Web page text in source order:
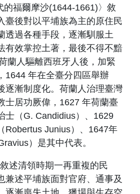
的福爾摩沙(1644-1661) 〉敘
臺後對以平埔族為主的原住民
透過各種手段，逐漸馴服土
有效掌控土著，最後不得不黯
蘭人驅離西班牙人後，加緊
1644 年在全臺分四區舉辦
逐漸制度化。荷蘭人治理臺灣
士居功厥偉， 1627 年荷蘭臺
士（ G. Candidius）、 1629
Robertus Junius）、 1647年
）是其中代表。
述清領時期一再重複的民
兼述平埔族面對官府、通事及